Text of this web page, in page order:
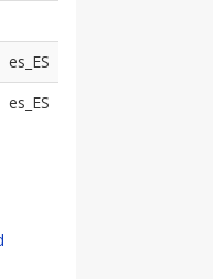
es_ES
es_ES